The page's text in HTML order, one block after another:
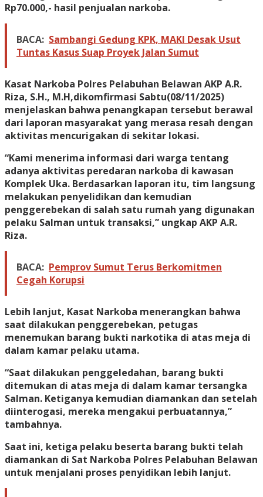
Rp70.000,- hasil penjualan narkoba.
BACA: Sambangi Gedung KPK, MAKI Desak Usut
Tuntas Kasus Suap Proyek Jalan Sumut
Kasat Narkoba Polres Pelabuhan Belawan AKP A.R.
Riza, S.H., M.H,dikomfirmasi Sabtu(08/11/2025)
menjelaskan bahwa penangkapan tersebut berawal
dari laporan masyarakat yang merasa resah dengan
aktivitas mencurigakan di sekitar lokasi.
“Kami menerima informasi dari warga tentang
adanya aktivitas peredaran narkoba di kawasan
Komplek Uka. Berdasarkan laporan itu, tim langsung
melakukan penyelidikan dan kemudian
penggerebekan di salah satu rumah yang digunakan
pelaku Salman untuk transaksi,” ungkap AKP A.R.
Riza.
BACA: Pemprov Sumut Terus Berkomitmen
Cegah Korupsi
Lebih lanjut, Kasat Narkoba menerangkan bahwa
saat dilakukan penggerebekan, petugas
menemukan barang bukti narkotika di atas meja di
dalam kamar pelaku utama.
“Saat dilakukan penggeledahan, barang bukti
ditemukan di atas meja di dalam kamar tersangka
Salman. Ketiganya kemudian diamankan dan setelah
diinterogasi, mereka mengakui perbuatannya,”
tambahnya.
Saat ini, ketiga pelaku beserta barang bukti telah
diamankan di Sat Narkoba Polres Pelabuhan Belawan
untuk menjalani proses penyidikan lebih lanjut.